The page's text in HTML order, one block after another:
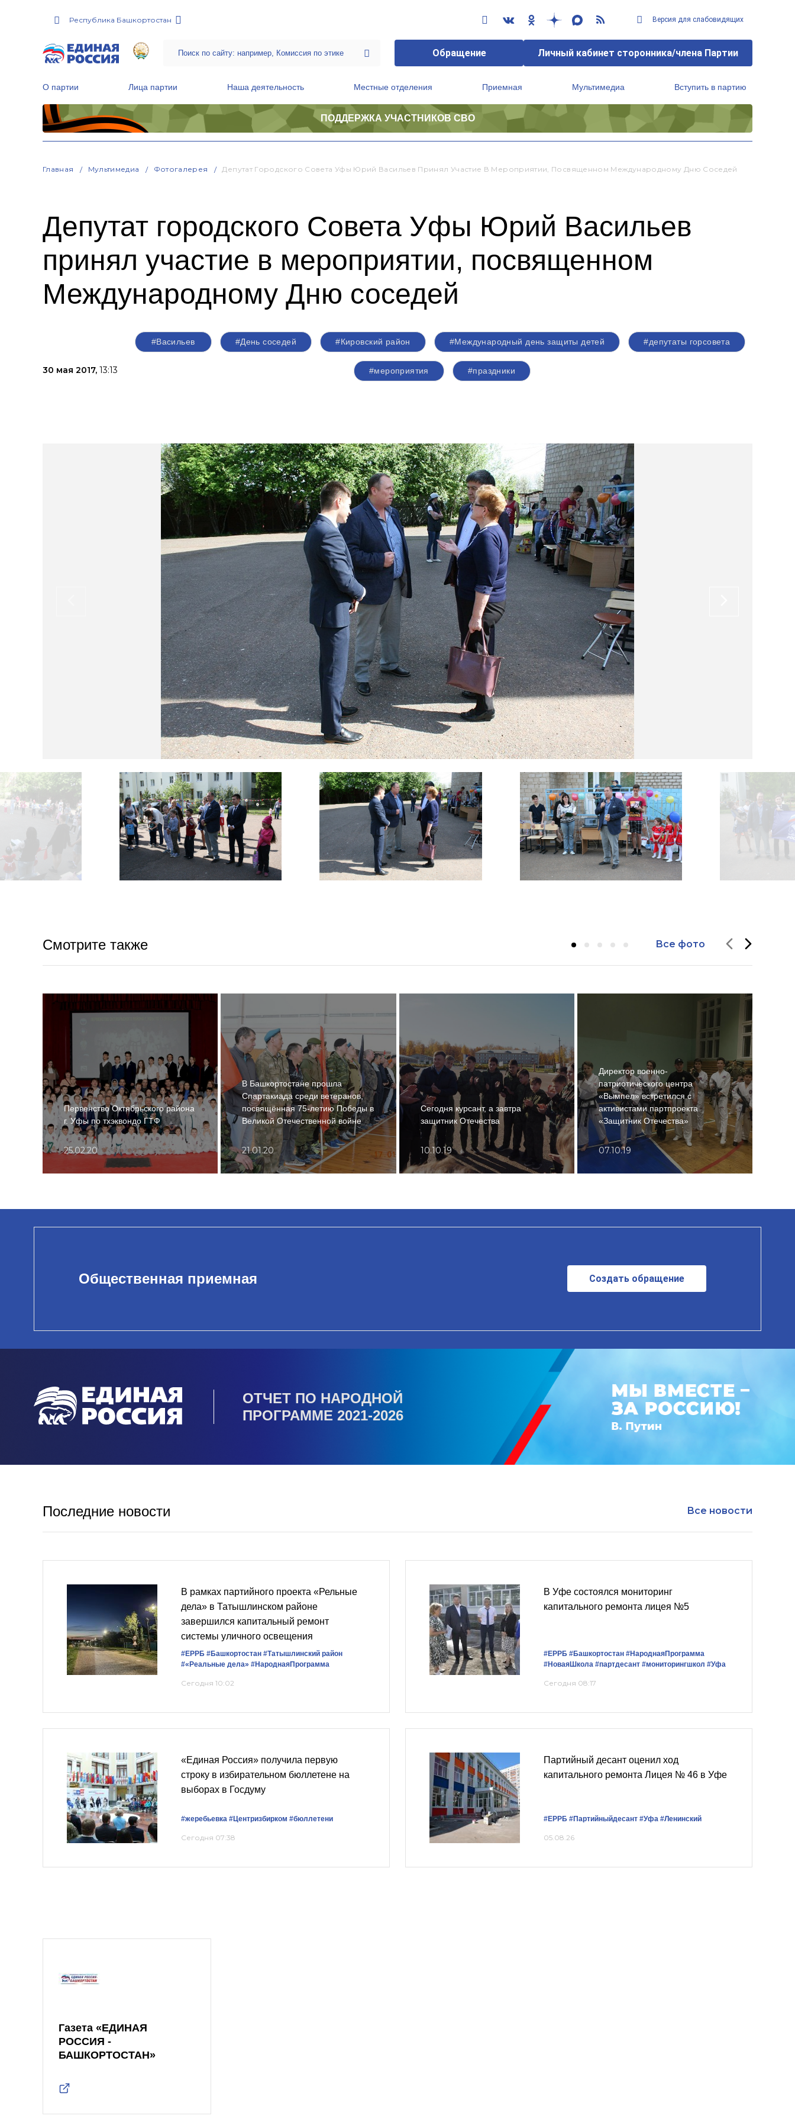
Республика Башкортостан Версия для слабовидящих
Обращение Личный кабинет сторонника/члена Партии
О партии Лица партии Наша деятельность Местные отделения Приемная Мультимедиа Вступить в партию
ПОДДЕРЖКА УЧАСТНИКОВ СВО
Главная Мультимедиа Фотогалерея Депутат Городского Совета Уфы Юрий Васильев Принял Участие В Мероприятии, Посвященном Международному Дню Соседей
Депутат городского Совета Уфы Юрий Васильев
принял участие в мероприятии, посвященном
Международному Дню соседей
30 мая 2017, 13:13
#Васильев #День соседей #Кировский район #Международный день защиты детей #депутаты горсовета
#мероприятия #праздники
Смотрите также Все фото
Первенство Октябрьского района
г. Уфы по тхэквондо ГТФ
25.02.20
В Башкортостане прошла
Спартакиада среди ветеранов,
посвящённая 75-летию Победы в
Великой Отечественной войне
21.01.20
Сегодня курсант, а завтра
защитник Отечества
10.10.19
Директор военно-
патриотического центра
«Вымпел» встретился с
активистами партпроекта
«Защитник Отечества»
07.10.19
Общественная приемная Создать обращение
ОТЧЕТ ПО НАРОДНОЙ
ПРОГРАММЕ 2021-2026
Последние новости Все новости
В рамках партийного проекта «Рельные
дела» в Татышлинском районе
завершился капитальный ремонт
системы уличного освещения
#ЕРРБ #Башкортостан #Татышлинский район
#«Реальные дела» #НароднаяПрограмма
Сегодня 10:02
В Уфе состоялся мониторинг
капитального ремонта лицея №5
#ЕРРБ #Башкортостан #НароднаяПрограмма
#НоваяШкола #партдесант #мониторингшкол #Уфа
Сегодня 08:17
«Единая Россия» получила первую
строку в избирательном бюллетене на
выборах в Госдуму
#жеребьевка #Центризбирком #бюллетени
Сегодня 07:38
Партийный десант оценил ход
капитального ремонта Лицея № 46 в Уфе
#ЕРРБ #Партийныйдесант #Уфа #Ленинский
05.08.26
Газета «ЕДИНАЯ
РОССИЯ -
БАШКОРТОСТАН»